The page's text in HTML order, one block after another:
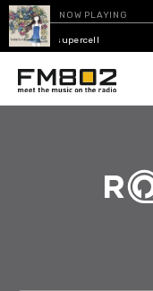
GUEST
NOW PLAYING
い物語/ supercell